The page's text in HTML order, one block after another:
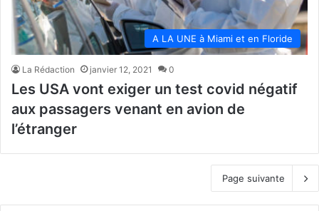
A LA UNE à Miami et en Floride
La Rédaction janvier 12, 2021 0
Les USA vont exiger un test covid négatif
aux passagers venant en avion de
l’étranger
Page suivante